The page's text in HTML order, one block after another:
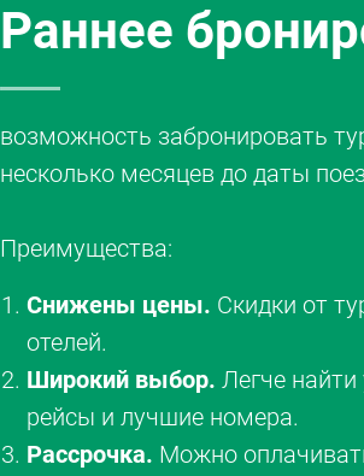
Раннее
возможность забронировать
несколько месяцев до даты
Преимущества:
Снижены цены. Скидки от
отелей.
Широкий выбор. Легче
рейсы и лучшие номера.
Рассрочка. Можно